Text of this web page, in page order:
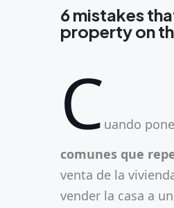
6 mistakes
property on
Cuando
comunes que
venta de la
vender la casa a